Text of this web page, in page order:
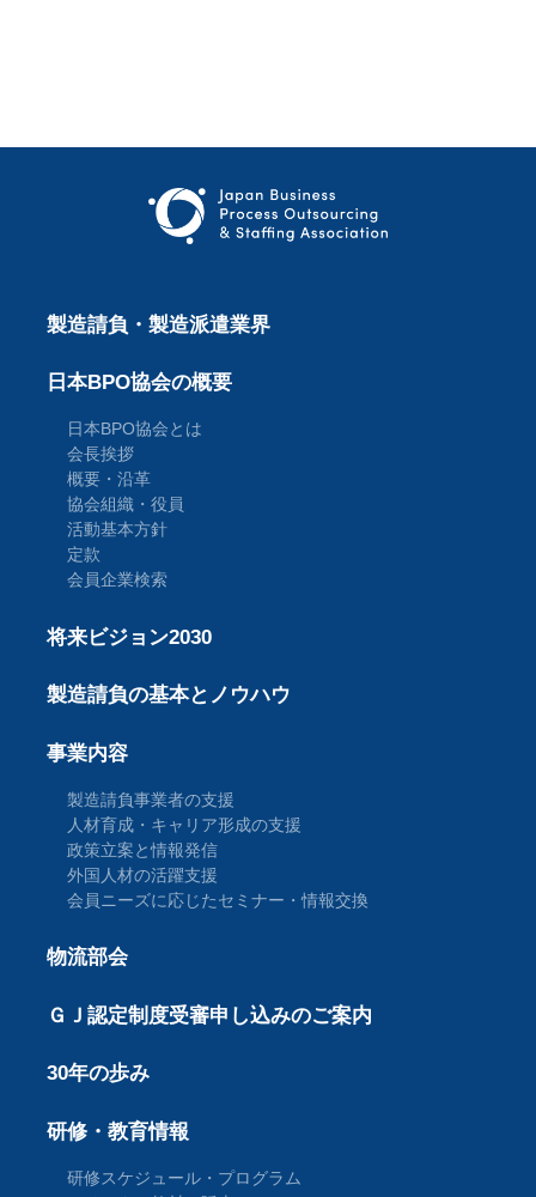
製造請負・製造派遣業界
日本BPO協会の概要
日本BPO協会とは
会長挨拶
概要・沿革
協会組織・役員
活動基本方針
定款
会員企業検索
将来ビジョン2030
製造請負の基本とノウハウ
事業内容
製造請負事業者の支援
人材育成・キャリア形成の支援
政策立案と情報発信
外国人材の活躍支援
会員ニーズに応じたセミナー・情報交換
物流部会
ＧＪ認定制度受審申し込みのご案内
30年の歩み
研修・教育情報
研修スケジュール・プログラム